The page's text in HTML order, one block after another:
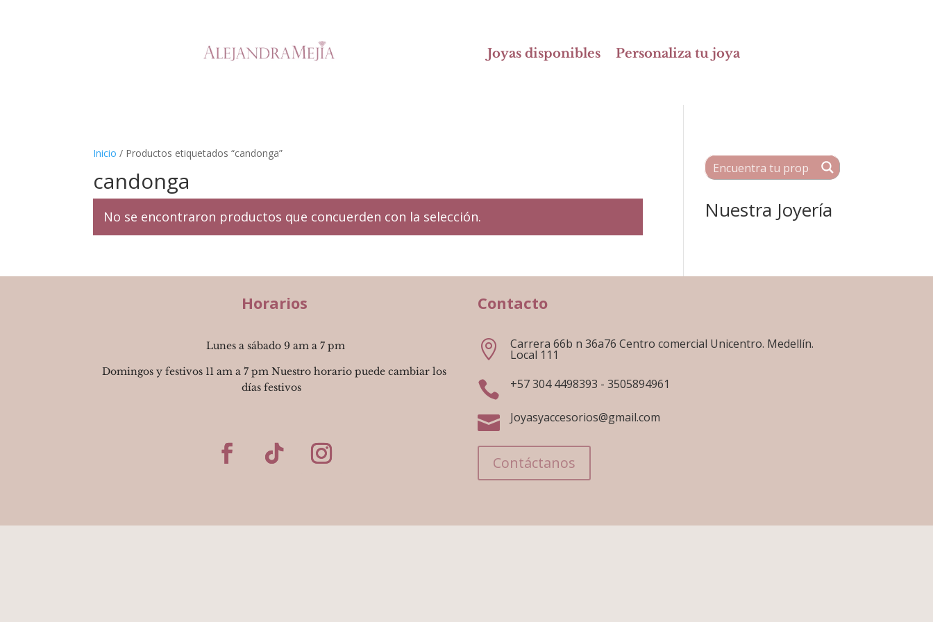
Joyas disponibles Personaliza tu joya
Inicio / Productos etiquetados “candonga”
candonga
No se encontraron productos que concuerden con la selección. Nuestra Joyería
Horarios
Lunes a sábado 9 am a 7 pm
Domingos y festivos 11 am a 7 pm Nuestro horario puede cambiar los
días festivos
Contacto
 Carrera 66b n 36a76 Centro comercial Unicentro. Medellín.
Local 111
 +57 304 4498393 - 3505894961
 Joyasyaccesorios@gmail.com
Contáctanos